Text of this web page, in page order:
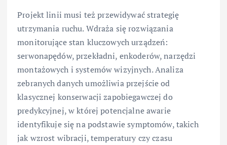
Projekt linii musi też przewidywać strategię
utrzymania ruchu. Wdraża się rozwiązania
monitorujące stan kluczowych urządzeń:
serwonapędów, przekładni, enkoderów, narzędzi
montażowych i systemów wizyjnych. Analiza
zebranych danych umożliwia przejście od
klasycznej konserwacji zapobiegawczej do
predykcyjnej, w której potencjalne awarie
identyfikuje się na podstawie symptomów, takich
jak wzrost wibracji, temperatury czy czasu